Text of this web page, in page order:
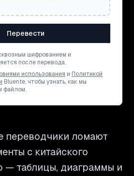
Перевести
шифрованием и
после перевода.
использования и Политикой
Bluente, чтобы узнать, как мы
файлом.
переводчики ломают
с китайского
— таблицы, диаграммы и